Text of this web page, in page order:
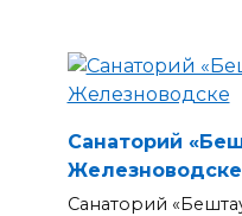
Санаторий
Железноводске
Санаторий